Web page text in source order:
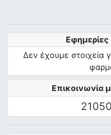
Επικοινωνία
Δεν έχουμε στοιχεία